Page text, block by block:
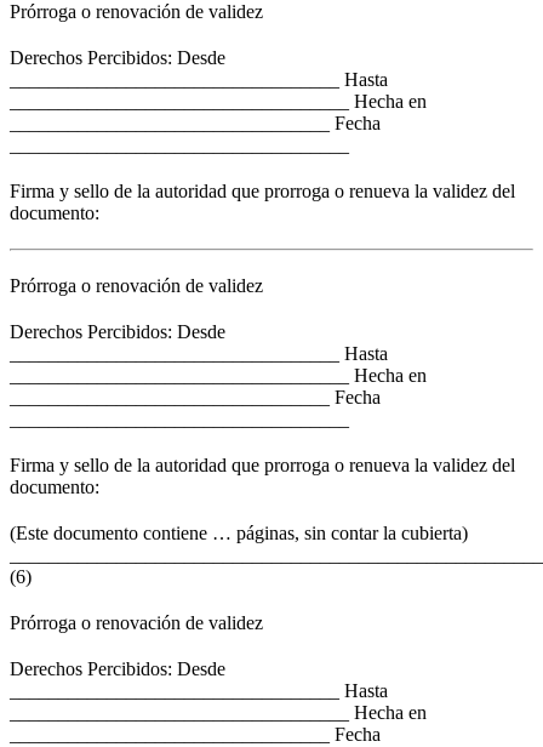
Prórroga o renovación de validez
Derechos Percibidos: Desde
__________________________________ Hasta
___________________________________ Hecha en
_________________________________ Fecha
Firma y sello de la autoridad que prorroga o renueva la validez del
documento:
Prórroga o renovación de validez
Derechos Percibidos: Desde
__________________________________ Hasta
___________________________________ Hecha en
_________________________________ Fecha
Firma y sello de la autoridad que prorroga o renueva la validez del
documento:
(Este documento contiene … páginas, sin contar la cubierta)
(6)
Prórroga o renovación de validez
Derechos Percibidos: Desde
__________________________________ Hasta
___________________________________ Hecha en
_________________________________ Fecha